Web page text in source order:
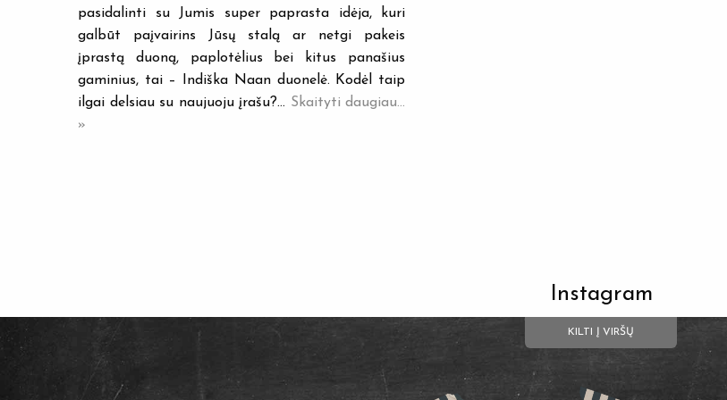
pasidalinti su Jumis super paprasta idėja, kuri
galbūt paįvairins Jūsų stalą ar netgi pakeis
įprastą duoną, paplotėlius bei kitus panašius
gaminius, tai – Indiška Naan duonelė. Kodėl taip
ilgai delsiau su naujuoju įrašu?… Skaityti daugiau...
»
Instagram
KILTI Į VIRŠŲ